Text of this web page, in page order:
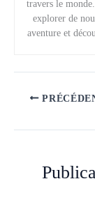
travers le
explorer de
aventure et